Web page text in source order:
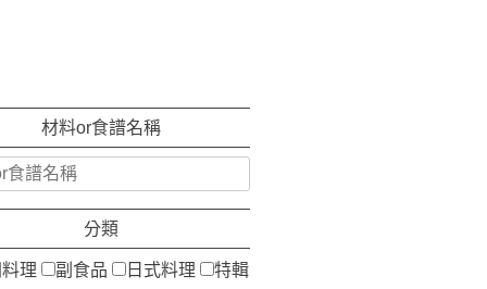
材料or食譜名稱
分類
理 副食品 日式料理
特輯